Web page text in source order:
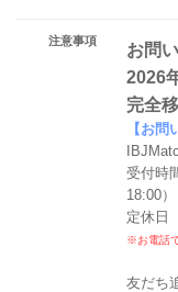
注意事項
お問
2026
完全
【お問
受付時
18:00）
定休日
※お電話
友だち